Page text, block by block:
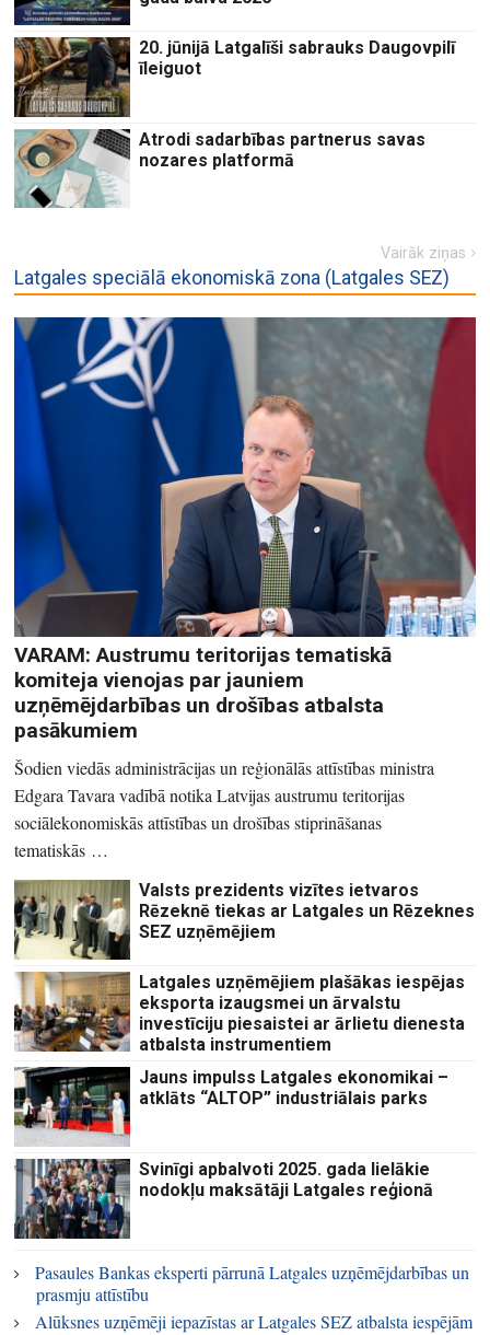
20. jūnijā Latgalīši sabrauks Daugovpilī
īleiguot
Atrodi sadarbības partnerus savas
nozares platformā
Vairāk ziņas
Latgales speciālā ekonomiskā zona (Latgales SEZ)
VARAM: Austrumu teritorijas tematiskā
komiteja vienojas par jauniem
uzņēmējdarbības un drošības atbalsta
pasākumiem
Šodien viedās administrācijas un reģionālās attīstības ministra
Edgara Tavara vadībā notika Latvijas austrumu teritorijas
sociālekonomiskās attīstības un drošības stiprināšanas
tematiskās …
Valsts prezidents vizītes ietvaros
Rēzeknē tiekas ar Latgales un Rēzeknes
SEZ uzņēmējiem
Latgales uzņēmējiem plašākas iespējas
eksporta izaugsmei un ārvalstu
investīciju piesaistei ar ārlietu dienesta
atbalsta instrumentiem
Jauns impulss Latgales ekonomikai –
atklāts “ALTOP” industriālais parks
Svinīgi apbalvoti 2025. gada lielākie
nodokļu maksātāji Latgales reģionā
Pasaules Bankas eksperti pārrunā Latgales uzņēmējdarbības un
prasmju attīstību
Alūksnes uzņēmēji iepazīstas ar Latgales SEZ atbalsta iespējām